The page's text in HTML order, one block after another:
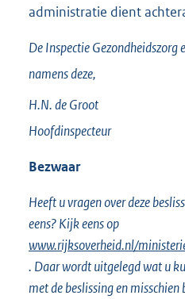
administratie dient
De Inspectie Gezondheidszorg
namens deze,
H.N. deGroot
Hoofdinspecteur
Bezwaar
Heeft u vragen over deze
eens? Kijk eens op
x
t
e
www.rijksoverheid.nl/
. Daar wordt uitgelegd wat u
met de beslissing en